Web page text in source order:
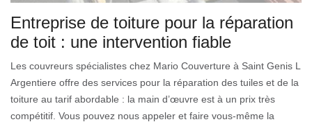
Entreprise de toiture pour la réparation
de toit : une intervention fiable
Les couvreurs spécialistes chez Mario Couverture à Saint Genis L
Argentiere offre des services pour la réparation des tuiles et de la
toiture au tarif abordable : la main d’œuvre est à un prix très
compétitif. Vous pouvez nous appeler et faire vous-même la